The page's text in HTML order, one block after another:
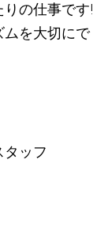
の仕事です!
ムを大切にで
タッフ